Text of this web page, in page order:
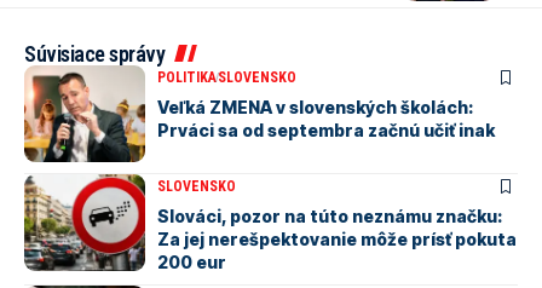
Súvisiace správy
POLITIKASLOVENSKO
Veľká ZMENA v slovenských školách:
Prváci sa od septembra začnú učiť inak
SLOVENSKO
Slováci, pozor na túto neznámu značku:
Za jej nerešpektovanie môže prísť pokuta
200 eur